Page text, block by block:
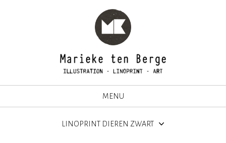
MENU
LINOPRINT DIEREN ZWART